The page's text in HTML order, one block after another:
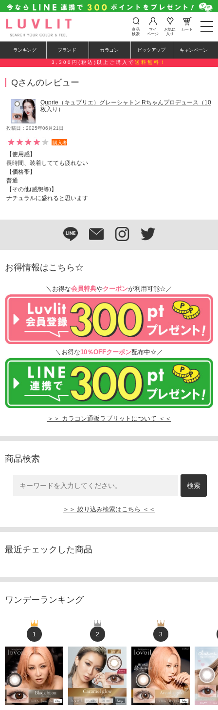
t
o
e
n
a
商品
検索
マイ
ページ
お気に
入り
カート
ランキング ブランド カラコン ピックアップ キャンペーン
3,300円(税込)以上ご購入で 送料無料！
Qさんのレビュー
Quprie（キュプリエ）グレーシャトン Rちゃんプロデュース（10
枚入り）
投稿日：2025年06月21日
購入者
【使用感】
長時間、装着してても疲れない
【価格帯】
普通
【その他(感想等)】
ナチュラルに盛れると思います
お得情報はこちら☆
＼お得な会員特典やクーポンが利用可能☆／
＼お得な10％OFFクーポン配布中☆／
＞＞ カラコン通販ラブリットについて ＜＜
商品検索
＞＞ 絞り込み検索はこちら ＜＜
最近チェックした商品
ワンデーランキング
1 2 3